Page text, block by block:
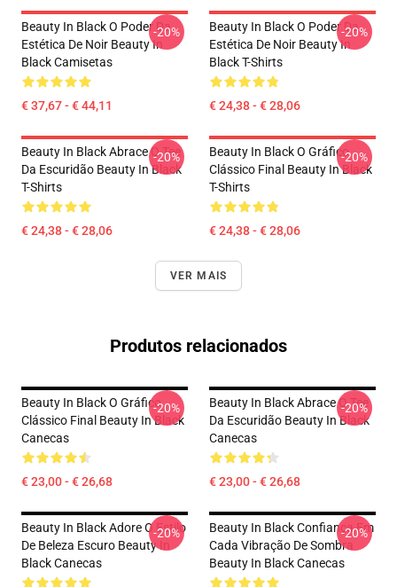
Beauty In Black O Poder Da
Estética De Noir Beauty In
Black Camisetas
€ 37,67 - € 44,11
-20%
Beauty In Black O Poder Da
Estética De Noir Beauty In
Black T-Shirts
€ 24,38 - € 28,06
-20%
Beauty In Black Abrace O Tee
Da Escuridão Beauty In Black
T-Shirts
€ 24,38 - € 28,06
-20%
Beauty In Black O Gráfico
Clássico Final Beauty In Black
T-Shirts
€ 24,38 - € 28,06
-20%
VER MAIS
Produtos relacionados
Beauty In Black O Gráfico
Clássico Final Beauty In Black
Canecas
€ 23,00 - € 26,68
-20%
Beauty In Black Abrace O Tee
Da Escuridão Beauty In Black
Canecas
€ 23,00 - € 26,68
-20%
Beauty In Black Adore O Estilo
De Beleza Escuro Beauty In
Black Canecas
-20%
Beauty In Black Confiança Em
Cada Vibração De Sombra
Beauty In Black Canecas
-20%